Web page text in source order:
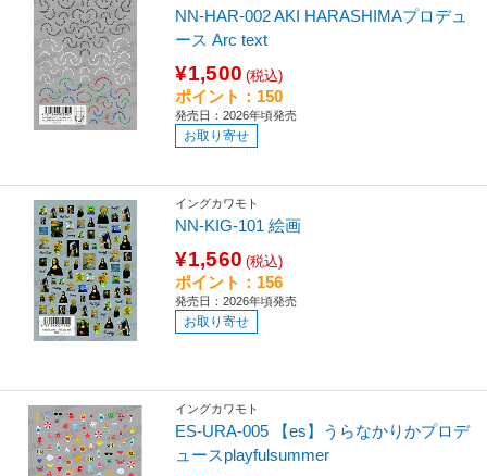
NN-HAR-002 AKI HARASHIMAプロデュ
ース Arc text
¥1,500 (税込)
ポイント：150
発売日：2026年頃発売
お取り寄せ
イングカワモト
NN-KIG-101 絵画
¥1,560 (税込)
ポイント：156
発売日：2026年頃発売
お取り寄せ
イングカワモト
ES-URA-005 【es】うらなかりかプロデ
ュースplayfulsummer